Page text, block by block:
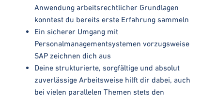
Anwendung arbeitsrechtlicher Grundlagen
konntest du bereits erste Erfahrung sammeln
Ein sicherer Umgang mit
Personalmanagementsystemen vorzugsweise
SAP zeichnen dich aus
Deine strukturierte, sorgfältige und absolut
zuverlässige Arbeitsweise hilft dir dabei, auch
bei vielen parallelen Themen stets den